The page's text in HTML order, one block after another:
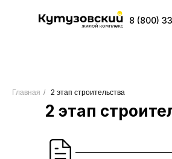
8 (800)
Главная / 2 этап строительства
2 этап